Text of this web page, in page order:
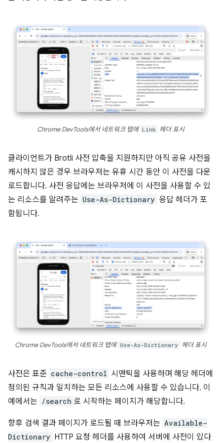
Chrome DevTools에서 네트워크 탭에 Link 헤더 표시
클라이언트가 Brotli 사전 압축을 지원하지만 아직 공유 사전을
캐시하지 않은 경우 브라우저는 유휴 시간 동안 이 사전을 다운
로드합니다. 사전 응답에는 브라우저에 이 사전을 사용할 수 있
는 리소스를 알려주는 Use-As-Dictionary 응답 헤더가 포
함됩니다.
Chrome DevTools에서 네트워크 탭에 Use-As-Dictionary 헤더 표시
사전은 표준 cache-control 시맨틱을 사용하며 해당 헤더에
정의된 규칙과 일치하는 모든 리소스에 사용할 수 있습니다. 이
예에서는 /search 로 시작하는 페이지가 해당합니다.
향후 검색 결과 페이지가 로드될 때 브라우저는 Available-
Dictionary HTTP 요청 헤더를 사용하여 서버에 사전이 있다